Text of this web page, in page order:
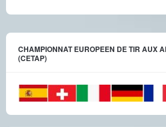
CHAMPIONNAT EUROPEEN DE TIR AUX
(CETAP)